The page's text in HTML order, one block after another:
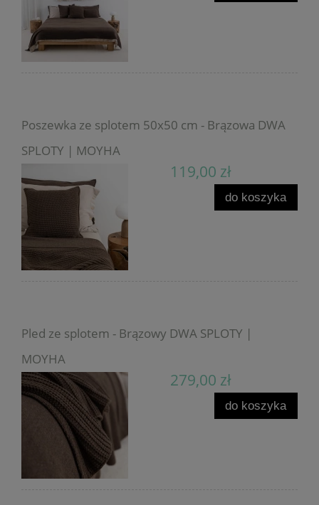
Poszewka ze splotem 50x50 cm - Brązowa DWA
SPLOTY | MOYHA
119,00 zł
do koszyka
Pled ze splotem - Brązowy DWA SPLOTY |
MOYHA
279,00 zł
do koszyka